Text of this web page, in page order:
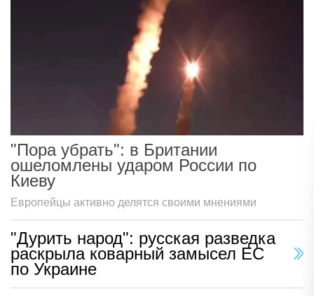
"Пора убрать": в Британии
ошеломлены ударом России по
Киеву
Европейцы активно делятся своими мнениями
"Дурить народ": русская разведка
раскрыла коварный замысел ЕС
по Украине